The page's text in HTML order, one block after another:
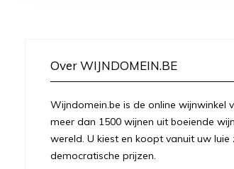
Over WIJNDOMEIN.BE
Wijndomein.be is de online wijnwinkel
meer dan 1500 wijnen uit boeiende
wereld. U kiest en koopt vanuit uw
democratische prijzen.